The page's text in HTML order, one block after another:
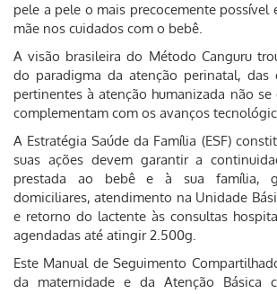
pele a pele o mais precocemente possível
mãe nos cuidados com o bebê.
A visão brasileira do Método Canguru
do paradigma da atenção perinatal, das
pertinentes à atenção humanizada não se
complementam com os avanços
A Estratégia Saúde da Família (ESF)
suas ações devem garantir a
prestada ao bebê e à sua família,
domiciliares, atendimento na Unidade
e retorno do lactente às consultas
agendadas até atingir 2.500g.
Este Manual de Seguimento
da maternidade e da Atenção Básica